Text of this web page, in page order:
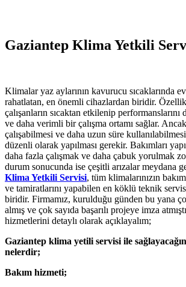
Gaziantep Klima Yetkili
Klimalar yaz aylarının kavurucu sıcaklarında
rahatlatan, en önemli cihazlardan biridir.
çalışanların sıcaktan etkilenip
ve daha verimli bir çalışma ortamı sağlar.
çalışabilmesi ve daha uzun süre
düzenli olarak yapılması gerekir. Bakımları
daha fazla çalışmak ve daha çabuk yorulmak
durum sonucunda ise çeşitli arızalar meydana
Klima Yetkili Servisi, tüm klimalarınızın
ve tamiratlarını yapabilen en köklü teknik
biridir. Firmamız, kurulduğu günden bu yana
almış ve çok sayıda başarılı projeye imza
hizmetlerini detaylı olarak açıklayalım;
Gaziantep klima yetili servisi ile
nelerdir;
Bakım hizmeti;